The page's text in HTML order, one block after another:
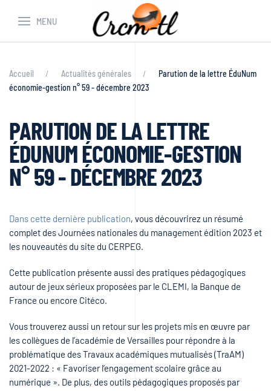
MENU
Accueil Actualités générales
Parution de la lettre ÉduNum
économie-gestion n° 59 - décembre 2023
PARUTION DE LA LETTRE
ÉDUNUM ÉCONOMIE-GESTION
N° 59 - DÉCEMBRE 2023
Dans cette dernière publication, vous découvrirez un résumé
complet des Journées nationales du management édition 2023 et
les nouveautés du site du CERPEG.
Cette publication présente aussi des pratiques pédagogiques
autour de jeux sérieux proposées par le CLEMI, la Banque de
France ou encore Citéco.
Vous trouverez aussi un retour sur les projets mis en œuvre par
les collègues de l’académie de Versailles pour répondre à la
problématique des Travaux académiques mutualisés (TraAM)
2021-2022 : « Favoriser l’engagement scolaire grâce au
numérique ». De plus, des outils pédagogiques proposés par